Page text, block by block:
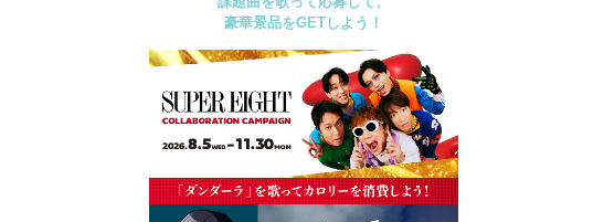
豪華景品をGETしよう！